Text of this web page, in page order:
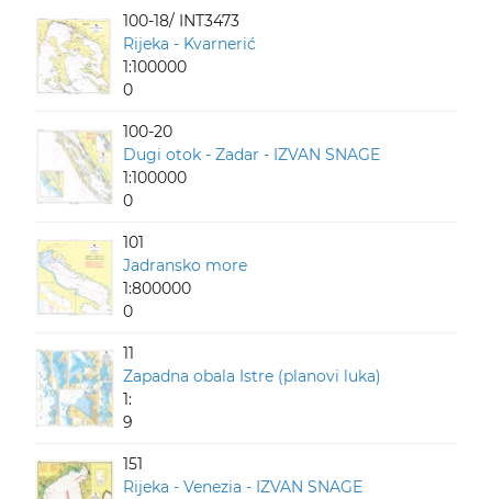
100-18/ INT3473
Rijeka - Kvarnerić
1:100000
0
100-20
Dugi otok - Zadar - IZVAN SNAGE
1:100000
0
101
Jadransko more
1:800000
0
11
Zapadna obala Istre (planovi luka)
1:
9
151
Rijeka - Venezia - IZVAN SNAGE